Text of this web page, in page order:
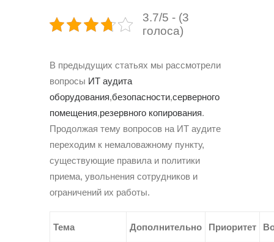
3.7/5 - (3
голоса)
В предыдущих статьях мы рассмотрели
вопросы ИТ аудита
оборудования,безопасности,серверного
помещения,резервного копирования.
Продолжая тему вопросов на ИТ аудите
переходим к немаловажному пункту,
существующие правила и политики
приема, увольнения сотрудников и
ограничений их работы.
Тема Дополнительно Приоритет